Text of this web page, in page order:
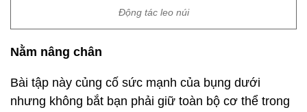
Động tác leo núi
Nằm nâng chân
Bài tập này củng cố sức mạnh của bụng dưới
nhưng không bắt bạn phải giữ toàn bộ cơ thể trong